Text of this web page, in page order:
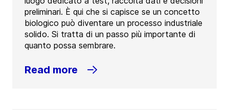
Keerbaan 70
2160 Wommelgem
Belgium
Tel:
Contact
preliminari. È qui che si capisce se un concetto
biologico può diventare un processo industriale
solido. Si tratta di un passo più importante di
quanto possa sembrare.
Read more